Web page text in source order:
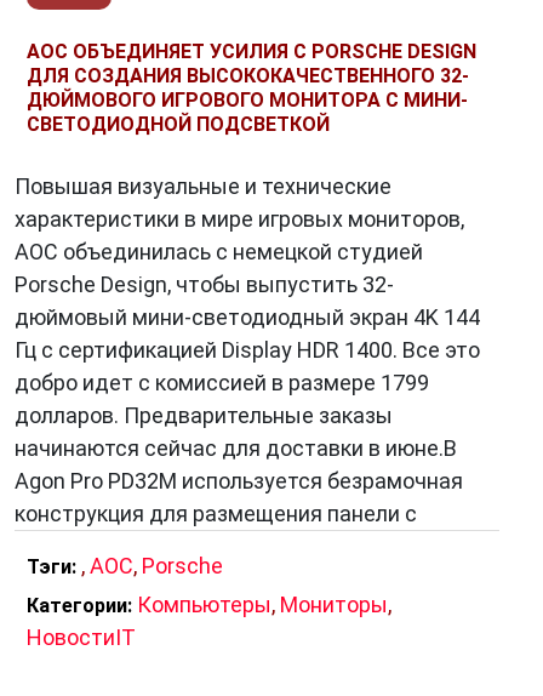
AOC ОБЪЕДИНЯЕТ УСИЛИЯ С PORSCHE DESIGN
ДЛЯ СОЗДАНИЯ ВЫСОКОКАЧЕСТВЕННОГО 32-
ДЮЙМОВОГО ИГРОВОГО МОНИТОРА С МИНИ-
СВЕТОДИОДНОЙ ПОДСВЕТКОЙ
Повышая визуальные и технические
характеристики в мире игровых мониторов,
AOC объединилась с немецкой студией
Porsche Design, чтобы выпустить 32-
дюймовый мини-светодиодный экран 4K 144
Гц с сертификацией Display HDR 1400. Все это
добро идет с комиссией в размере 1799
долларов. Предварительные заказы
начинаются сейчас для доставки в июне.В
Agon Pro PD32M используется безрамочная
конструкция для размещения панели с
Тэги: ,AOC, Porsche
Категории: Компьютеры, Мониторы,
НовостиIT